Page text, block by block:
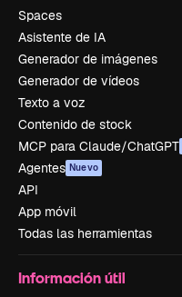
Spaces
Asistente de IA
Generador de imágenes
Generador de vídeos
Texto a voz
Contenido de stock
MCP para Claude/ChatGPT
Agentes Nuevo
API
App móvil
Todas las herramientas
Información útil